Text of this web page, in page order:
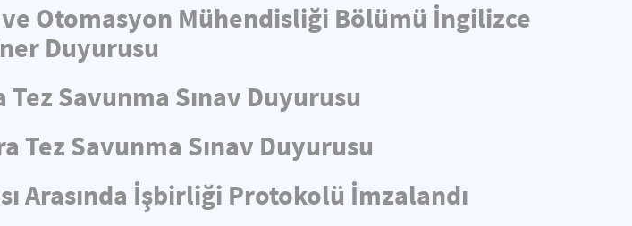
Otomasyon Mühendisliği Bölümü İngilizce
Duyurusu
Tez Savunma Sınav Duyurusu
Tez Savunma Sınav Duyurusu
Arasında İşbirliği Protokolü İmzalandı